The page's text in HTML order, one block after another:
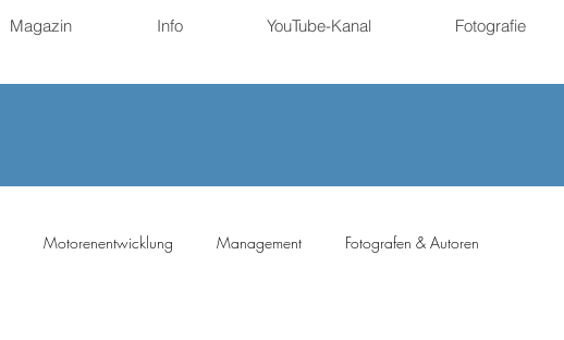
Magazin Info YouTube-Kanal Fotografie
Motorenentwicklung Management Fotografen & Autoren